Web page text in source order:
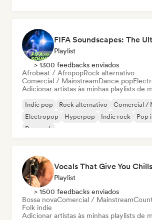
Playlist
> 1300 feedbacks enviados
Afrobeat / AfropopRock alternativo
Comercial / MainstreamDance pop
Adicionar artistas às minhas playlists de
Indie pop Rock alternativo
Comercial /
Electropop
Hyperpop Indie rock
Pop
Pop rock
Vocals That Give You Chills
Playlist
> 1500 feedbacks enviados
Bossa novaComercial / Mainstream
Folk indie
Adicionar artistas às minhas playlists de